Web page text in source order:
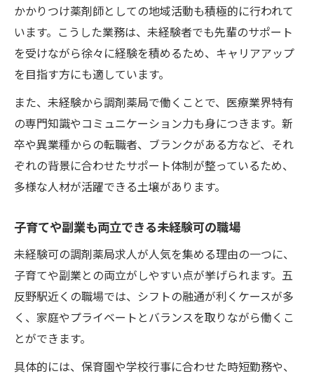
かかりつけ薬剤師としての地域活動も積極的に行われて
います。こうした業務は、未経験者でも先輩のサポート
を受けながら徐々に経験を積めるため、キャリアアップ
を目指す方にも適しています。
また、未経験から調剤薬局で働くことで、医療業界特有
の専門知識やコミュニケーション力も身につきます。新
卒や異業種からの転職者、ブランクがある方など、それ
ぞれの背景に合わせたサポート体制が整っているため、
多様な人材が活躍できる土壌があります。
子育てや副業も両立できる未経験可の職場
未経験可の調剤薬局求人が人気を集める理由の一つに、
子育てや副業との両立がしやすい点が挙げられます。五
反野駅近くの職場では、シフトの融通が利くケースが多
く、家庭やプライベートとバランスを取りながら働くこ
とができます。
具体的には、保育園や学校行事に合わせた時短勤務や、